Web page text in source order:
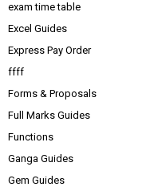
exam time table
Excel Guides
Express Pay Order
ffff
Forms & Proposals
Full Marks Guides
Functions
Ganga Guides
Gem Guides